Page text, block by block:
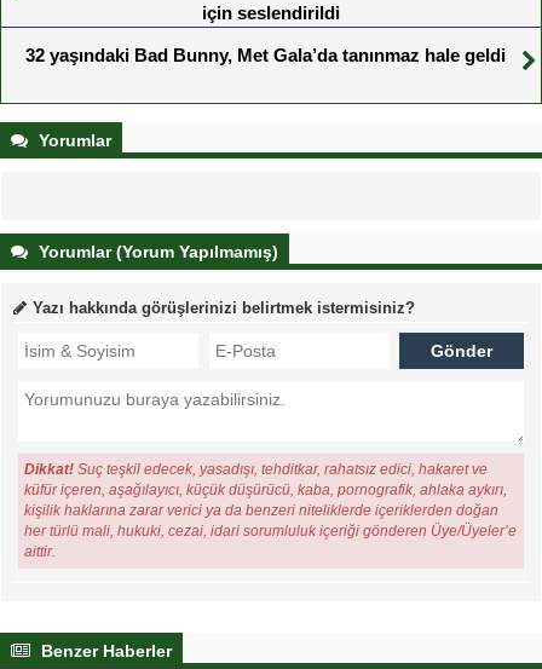
için seslendirildi
32 yaşındaki Bad Bunny, Met Gala’da tanınmaz hale geldi
Yorumlar
Yorumlar (Yorum Yapılmamış)
Yazı hakkında görüşlerinizi belirtmek istermisiniz?
Dikkat! Suç teşkil edecek, yasadışı, tehditkar, rahatsız edici, hakaret ve
küfür içeren, aşağılayıcı, küçük düşürücü, kaba, pornografik, ahlaka aykırı,
kişilik haklarına zarar verici ya da benzeri niteliklerde içeriklerden doğan
her türlü mali, hukuki, cezai, idari sorumluluk içeriği gönderen Üye/Üyeler’e
aittir.
Benzer Haberler